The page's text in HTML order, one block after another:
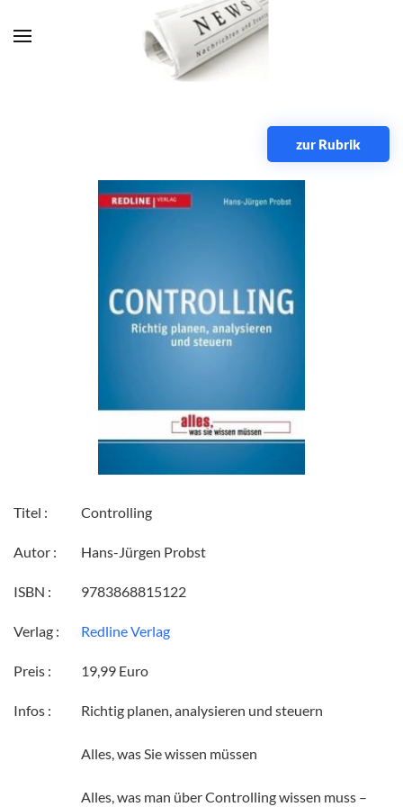
Zum Hauptinhalt springen
zur Rubrik
Titel : Controlling
Autor : Hans-Jürgen Probst
ISBN : 9783868815122
Verlag : Redline Verlag
Preis : 19,99 Euro
Infos : Richtig planen, analysieren und steuern
Alles, was Sie wissen müssen
Alles, was man über Controlling wissen muss –